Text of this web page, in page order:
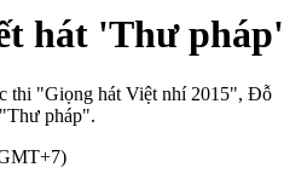
hát 'Thư pháp'
thi "Giọng hát Việt nhí 2015", Đỗ
pháp".